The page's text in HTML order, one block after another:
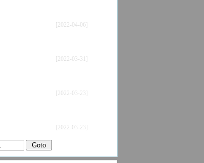
[2022-04-06]
[2022-03-31]
[2022-03-23]
[2022-03-23]